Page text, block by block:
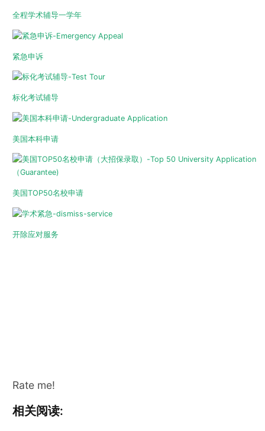
全程学术辅导一学年
紧急申诉
标化考试辅导
美国本科申请
美国TOP50名校申请
开除应对服务
Rate me!
相关阅读: